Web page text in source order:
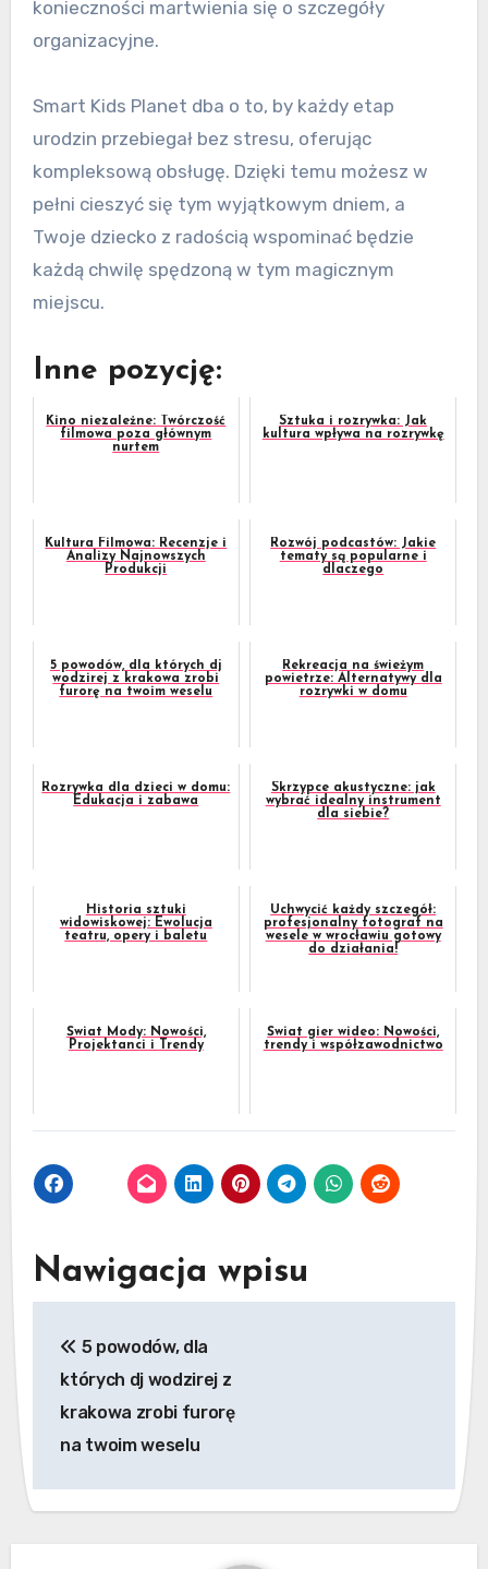
konieczności martwienia się o szczegóły
organizacyjne.
Smart Kids Planet dba o to, by każdy etap
urodzin przebiegał bez stresu, oferując
kompleksową obsługę. Dzięki temu możesz w
pełni cieszyć się tym wyjątkowym dniem, a
Twoje dziecko z radością wspominać będzie
każdą chwilę spędzoną w tym magicznym
miejscu.
Inne pozycję:
Kino niezależne: Twórczość
filmowa poza głównym
nurtem
Sztuka i rozrywka: Jak
kultura wpływa na rozrywkę
Kultura Filmowa: Recenzje i
Analizy Najnowszych
Produkcji
Rozwój podcastów: Jakie
tematy są popularne i
dlaczego
5 powodów, dla których dj
wodzirej z krakowa zrobi
furorę na twoim weselu
Rekreacja na świeżym
powietrze: Alternatywy dla
rozrywki w domu
Rozrywka dla dzieci w domu:
Edukacja i zabawa
Skrzypce akustyczne: jak
wybrać idealny instrument
dla siebie?
Historia sztuki
widowiskowej: Ewolucja
teatru, opery i baletu
Uchwycić każdy szczegół:
profesjonalny fotograf na
wesele w wrocławiu gotowy
do działania!
Świat Mody: Nowości,
Projektanci i Trendy
Świat gier wideo: Nowości,
trendy i współzawodnictwo
Nawigacja wpisu
5 powodów, dla
których dj wodzirej z
krakowa zrobi furorę
na twoim weselu